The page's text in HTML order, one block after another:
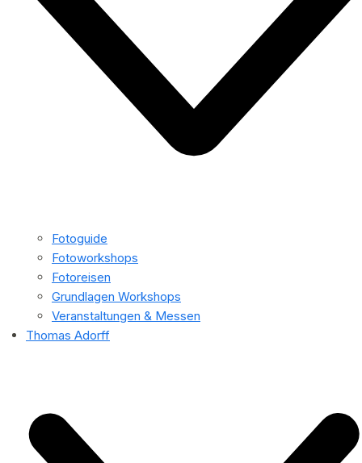
Fotoguide
Fotoworkshops
Fotoreisen
Grundlagen Workshops
Veranstaltungen & Messen
Thomas Adorff